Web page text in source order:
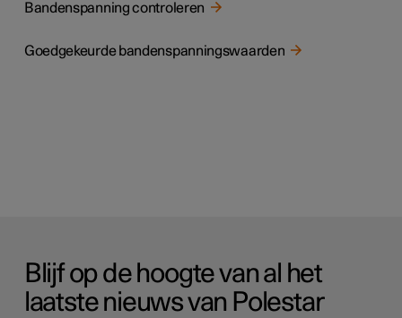
Bandenspanning controleren
Goedgekeurde bandenspanningswaarden
Blijf op de hoogte van al het
laatste nieuws van Polestar